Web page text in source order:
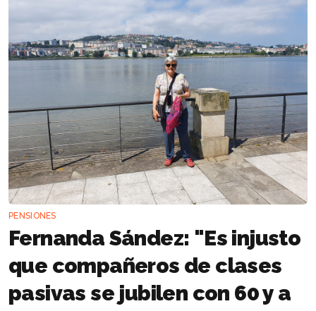
PENSIONES
Fernanda Sández: "Es injusto
que compañeros de clases
pasivas se jubilen con 60 y a